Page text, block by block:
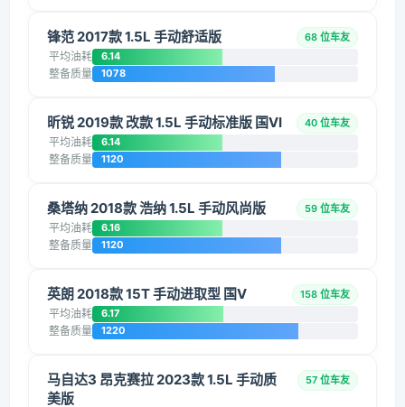
锋范 2017款 1.5L 手动舒适版 68 位车友
平均油耗 6.14
整备质量 1078
昕锐 2019款 改款 1.5L 手动标准版 国VI 40 位车友
平均油耗 6.14
整备质量 1120
桑塔纳 2018款 浩纳 1.5L 手动风尚版 59 位车友
平均油耗 6.16
整备质量 1120
英朗 2018款 15T 手动进取型 国V 158 位车友
平均油耗 6.17
整备质量 1220
马自达3 昂克赛拉 2023款 1.5L 手动质
美版
57 位车友